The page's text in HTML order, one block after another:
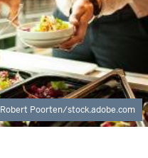
Robert Poorten/stock.adobe.com